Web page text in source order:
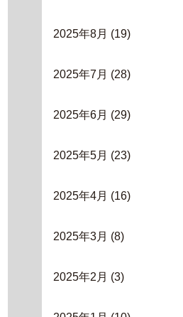
2025年8月 (19)
2025年7月 (28)
2025年6月 (29)
2025年5月 (23)
2025年4月 (16)
2025年3月 (8)
2025年2月 (3)